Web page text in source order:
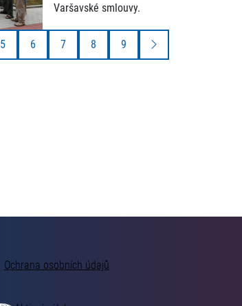
Varšavské smlouvy.
5 6 7 8 9
Ochrana osobních údajů